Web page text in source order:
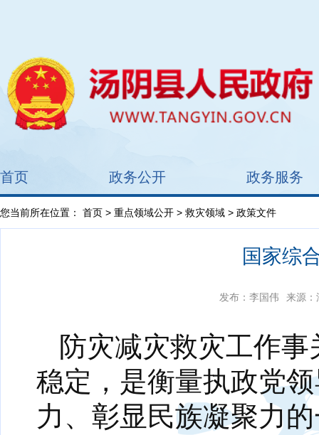
首页 政务公开 政务服务
您当前所在位置： 首页 > 重点领域公开 > 救灾领域 > 政策文件
国家综
发布：李国伟 来源
防灾减灾救灾工作
稳定，是衡量执政党
力、彰显民族凝聚力